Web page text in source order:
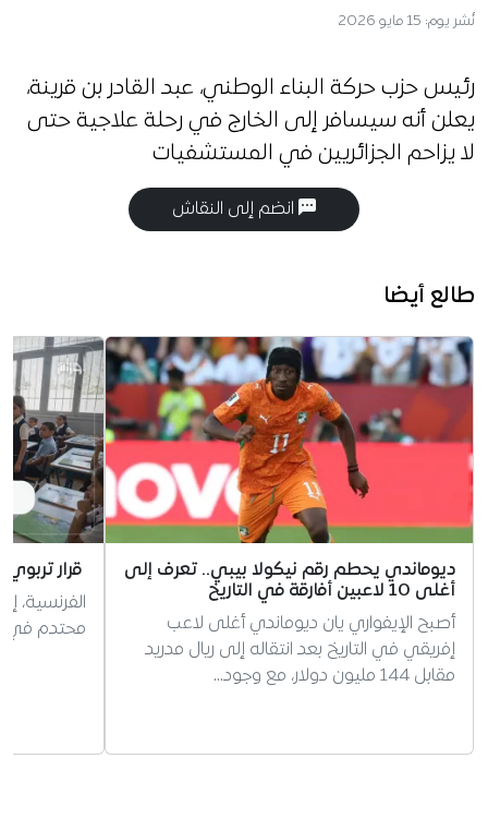
نُشر يوم: 15 مايو 2026
رئيس حزب حركة البناء الوطني، عبد القادر بن قرينة،
يعلن أنه سيسافر إلى الخارج في رحلة علاجية حتى
لا يزاحم الجزائريين في المستشفيات
انضم إلى النقاش
طالع أيضا
ديوماندي يحطم رقم نيكولا بيبي.. تعرف إلى
أغلى 10 لاعبين أفارقة في التاريخ
أصبح الإيفواري يان ديوماندي أغلى لاعب
إفريقي في التاريخ بعد انتقاله إلى ريال مدريد
مقابل 144 مليون دولار، مع وجود…
قرار
الفرنسية،
محتدم في